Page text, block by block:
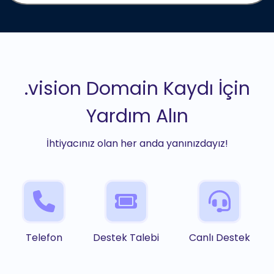
.vision Domain Kaydı İçin
Yardım Alın
İhtiyacınız olan her anda yanınızdayız!
Telefon Destek Talebi Canlı Destek